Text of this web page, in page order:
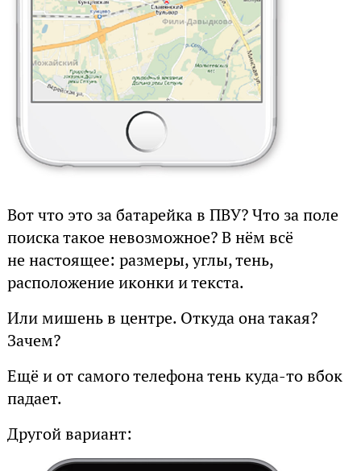
Вот что это за батарейка в ПВУ? Что за поле
поиска такое невозможное? В нём всё
не настоящее: размеры, углы, тень,
расположение иконки и текста.
Или мишень в центре. Откуда она такая?
Зачем?
Ещё и от самого телефона тень куда-то вбок
падает.
Другой вариант: